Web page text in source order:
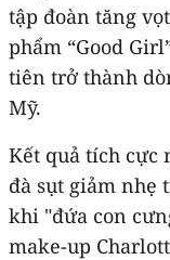
tập đoàn tăng
phẩm “Good
tiên trở thành
Mỹ.
Kết quả tích cực
đà sụt giảm nhẹ
khi "đứa con
make-up